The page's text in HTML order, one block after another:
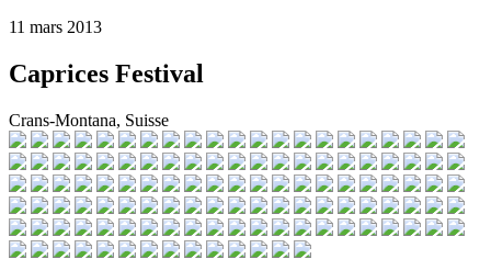
11 mars 2013
Caprices Festival
Crans-Montana, Suisse